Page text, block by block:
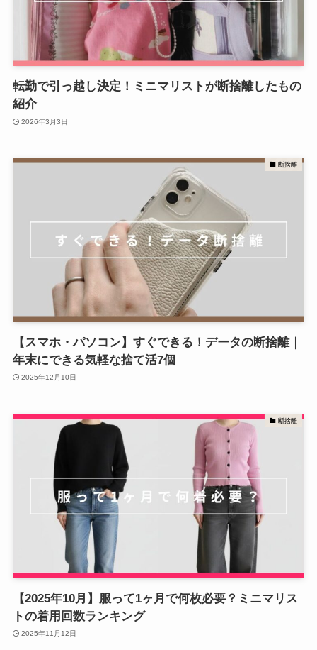
転勤で引っ越し決定！ミニマリストが断捨離したもの
紹介
2026年3月3日
断捨離
【スマホ・パソコン】すぐできる！データの断捨離｜
年末にできる気軽な捨て活7個
2025年12月10日
断捨離
【2025年10月】服って1ヶ月で何枚必要？ミニマリス
トの着用回数ランキング
2025年11月12日